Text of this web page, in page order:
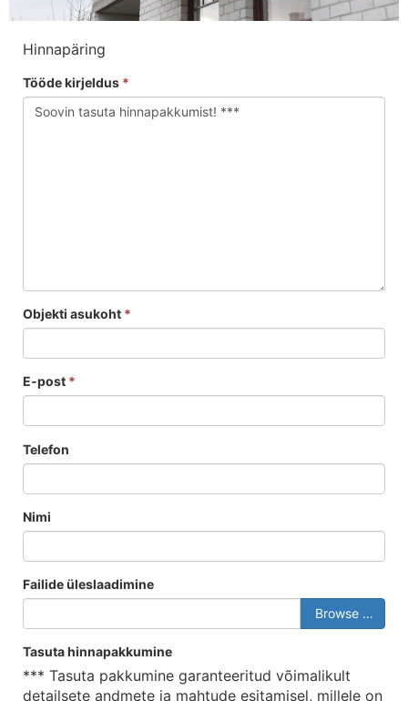
Hinnapäring
Tööde kirjeldus *
Objekti asukoht *
E-post *
Telefon
Nimi
Failide üleslaadimine
Browse …
Tasuta hinnapakkumine
*** Tasuta pakkumine garanteeritud võimalikult
detailsete andmete ja mahtude esitamisel, millele on